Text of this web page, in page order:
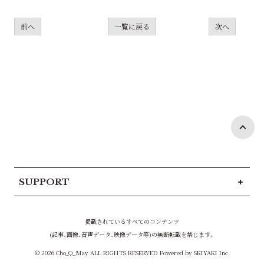
前へ 一覧に戻る 次へ
SUPPORT
掲載されているすべてのコンテンツ
(記事、画像、音声データ、映像データ等)の無断転載を禁じます。
© 2026 Cho_Q_May ALL RIGHTS RESERVED Powered by SKIYAKI Inc.